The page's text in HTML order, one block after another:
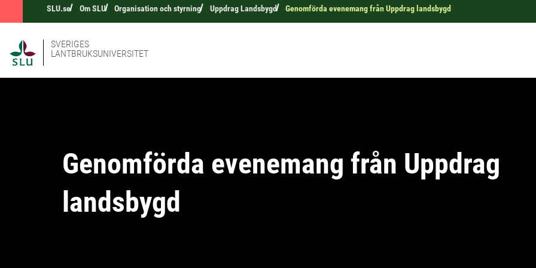
SLU.se Om SLU Organisation och styrning Uppdrag Landsbygd Genomförda evenemang från Uppdrag landsbygd
SVERIGES
LANTBRUKSUNIVERSITET
Genomförda evenemang från Uppdrag
landsbygd